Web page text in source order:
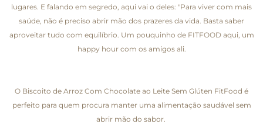
lugares. E falando em segredo, aqui vai o deles: "Para viver com mais
saúde, não é preciso abrir mão dos prazeres da vida. Basta saber
aproveitar tudo com equilíbrio. Um pouquinho de FITFOOD aqui, um
happy hour com os amigos ali.
O Biscoito de Arroz Com Chocolate ao Leite Sem Glúten FitFood é
perfeito para quem procura manter uma alimentação saudável sem
abrir mão do sabor.